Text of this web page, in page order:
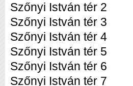
Szőnyi István tér 2
Szőnyi István tér 3
Szőnyi István tér 4
Szőnyi István tér 5
Szőnyi István tér 6
Szőnyi István tér 7